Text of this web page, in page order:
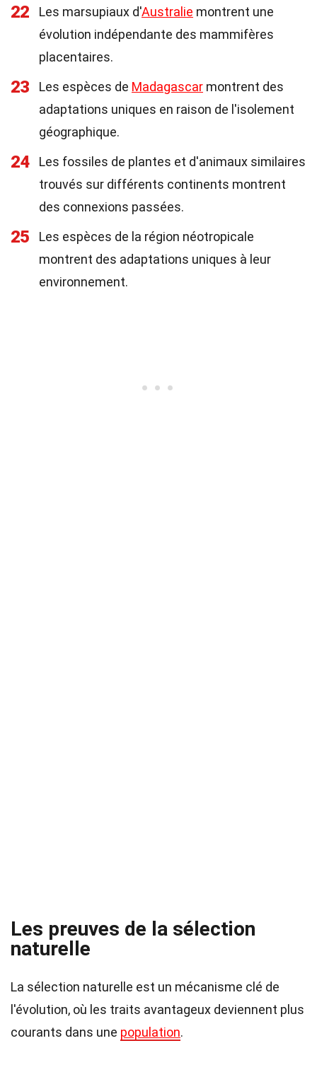
22 Les marsupiaux d'Australie montrent une
évolution indépendante des mammifères
placentaires.
23 Les espèces de Madagascar montrent des
adaptations uniques en raison de l'isolement
géographique.
24
Les fossiles de plantes et d'animaux similaires
trouvés sur différents continents montrent
des connexions passées.
25
Les espèces de la région néotropicale
montrent des adaptations uniques à leur
environnement.
Les preuves de la sélection
naturelle
La sélection naturelle est un mécanisme clé de
l'évolution, où les traits avantageux deviennent plus
courants dans une population.